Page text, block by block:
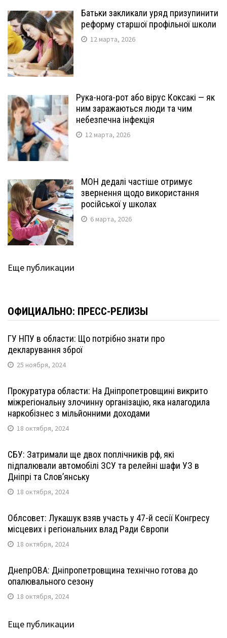
Батьки закликали уряд призупинити
реформу старшої профільної школи
12 марта, 2026
Рука-нога-рот або вірус Коксакі — як
ним заражаються люди та чим
небезпечна інфекція
12 марта, 2026
МОН дедалі частіше отримує
звернення щодо використання
російської у школах
6 марта, 2026
Еще публикации
ОФИЦИАЛЬНО: ПРЕСС-РЕЛИЗЫ
ГУ НПУ в области: Що потрібно знати про
декларування зброї
25 ноября, 2024
Прокуратура области: На Дніпропетровщині викрито
міжрегіональну злочинну організацію, яка налагодила
наркобізнес з мільйонними доходами
18 октября, 2024
СБУ: Затримали ще двох поплічників рф, які
підпалювали автомобілі ЗСУ та релейні шафи УЗ в
Дніпрі та Слов’янську
18 октября, 2024
Облсовет: Лукашук взяв участь у 47-й сесії Конгресу
місцевих і регіональних влад Ради Європи
18 октября, 2024
ДнепрОВА: Дніпропетровщина технічно готова до
опалювального сезону
18 октября, 2024
Еще публикации